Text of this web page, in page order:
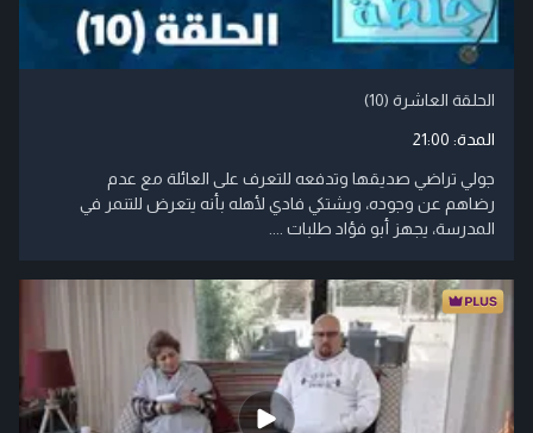
الحلقة العاشرة (10)
المدة: 21:00
جولي تراضي صديقها وتدفعه للتعرف على العائلة مع عدم
رضاهم عن وجوده، ويشتكي فادي لأهله بأنه يتعرض للتنمر في
المدرسة، يجهز أبو فؤاد طلبات ....